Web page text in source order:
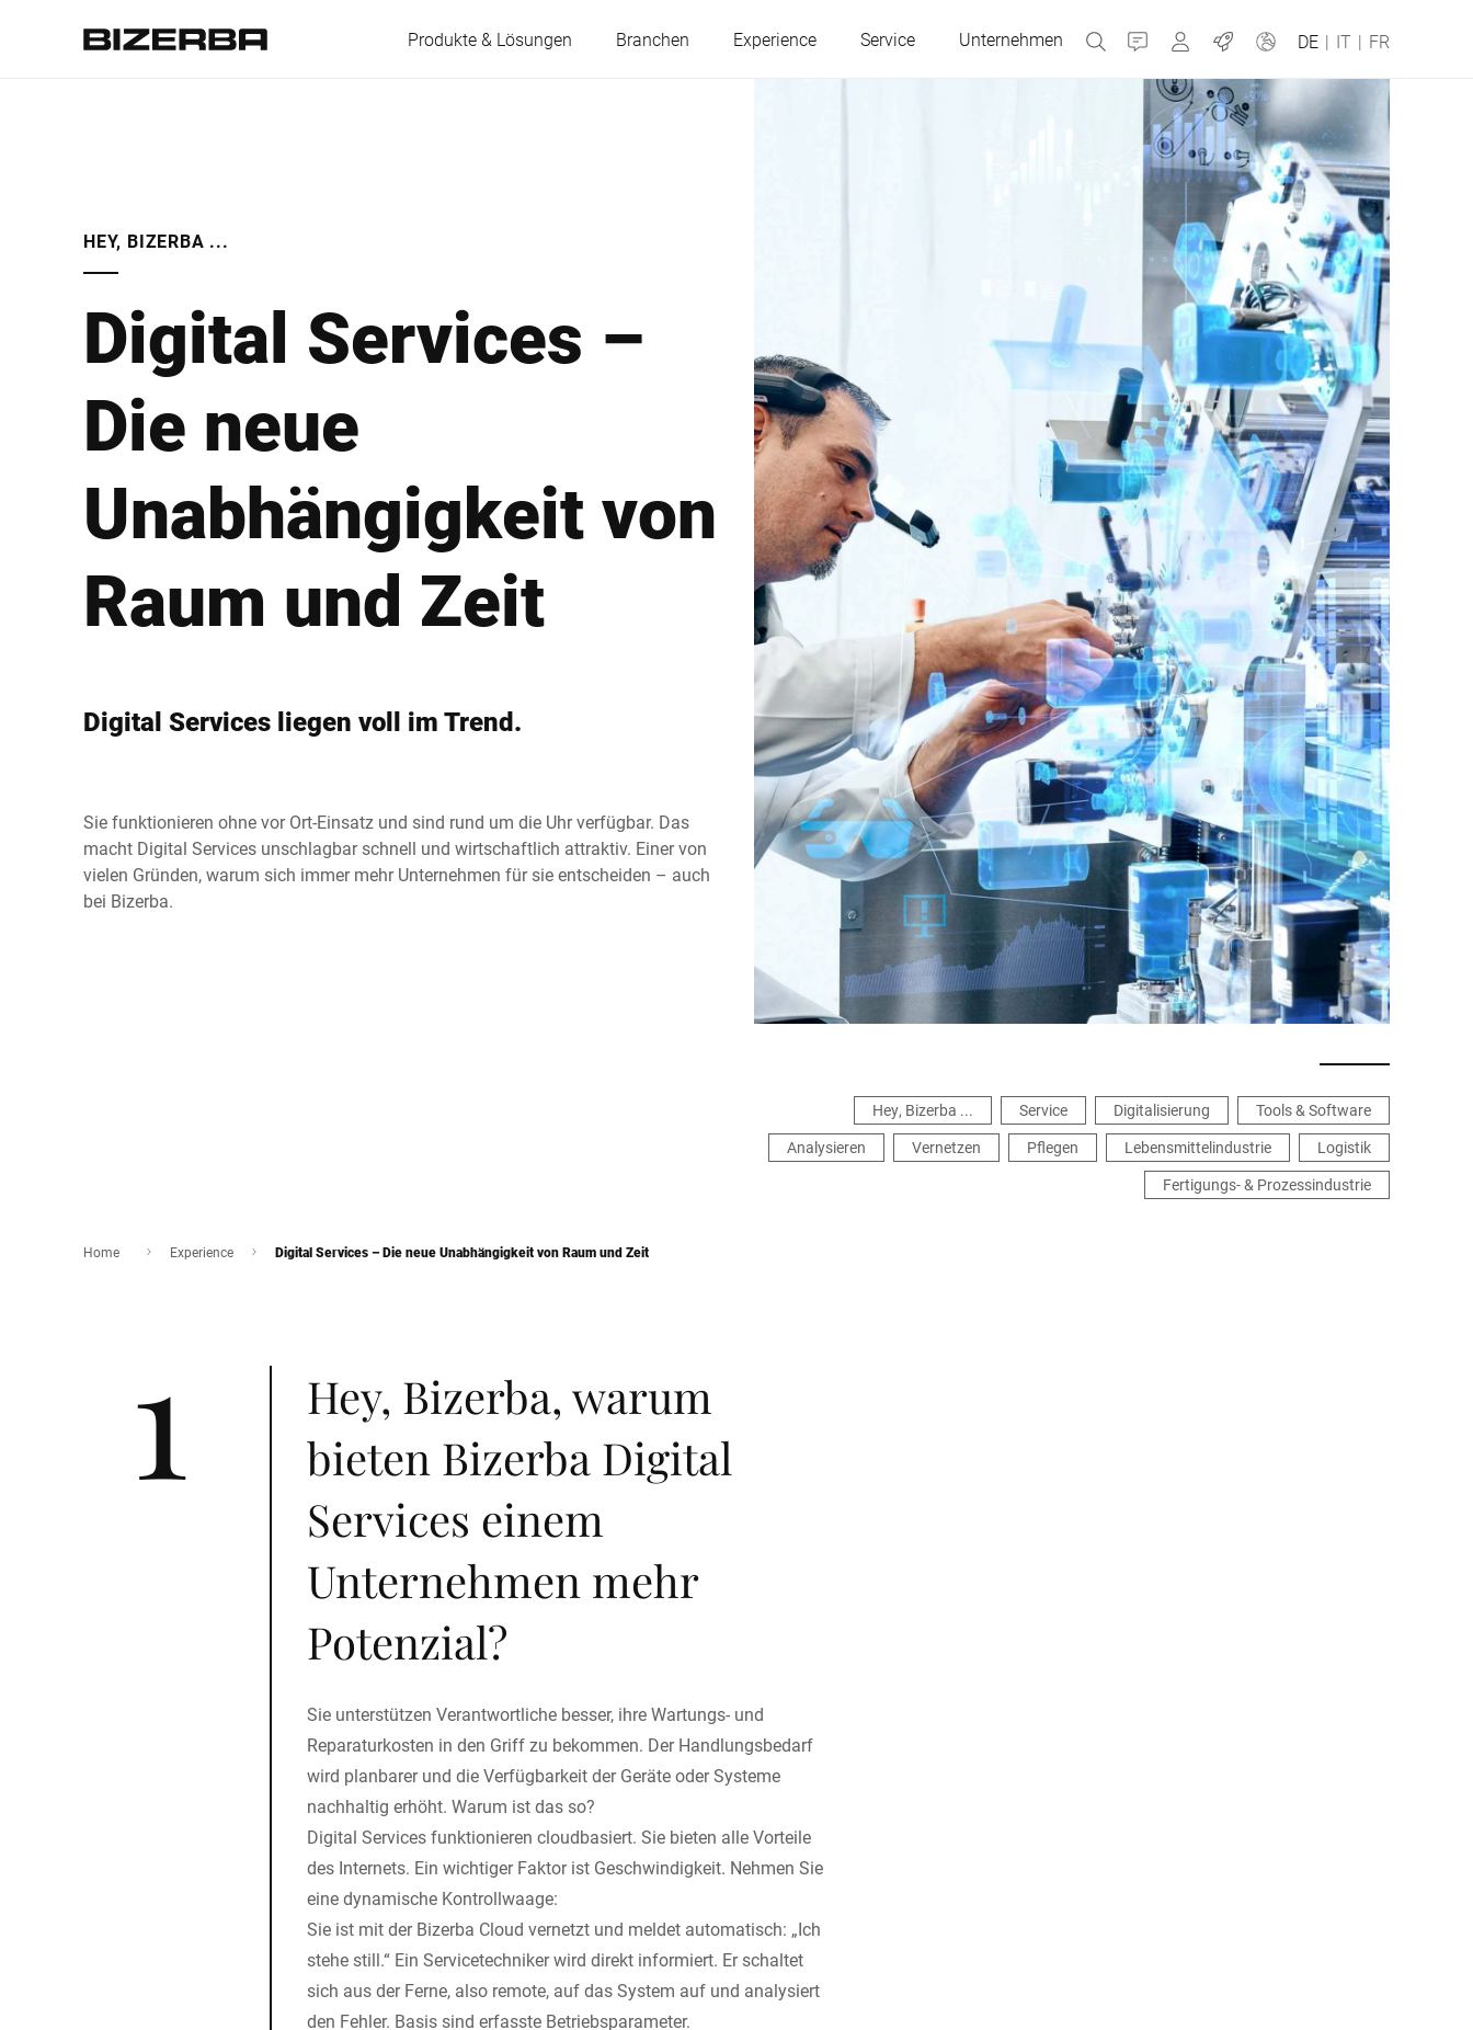
Produkte & Lösungen Branchen Experience Service Unternehmen Kontakt MyBizerba
Jobs DE | IT | FR
Tschechien
Griechenland
Ungarn Niederlande
Portugal Russland
Slowakei Spanien
Schweiz Türkei Ukraine
Vereinigtes Königreich
Amerika
Asien
Australien
Afrika
Globale Website
HEY, BIZERBA ...
Digital Services –
Die neue
Unabhängigkeit von
Raum und Zeit
Digital Services liegen voll im Trend.
Sie funktionieren ohne vor Ort-Einsatz und sind rund um die Uhr verfügbar. Das
macht Digital Services unschlagbar schnell und wirtschaftlich attraktiv. Einer von
vielen Gründen, warum sich immer mehr Unternehmen für sie entscheiden – auch
bei Bizerba.
Hey, Bizerba ... Service Digitalisierung
Tools & Software
Analysieren
Vernetzen Pflegen Lebensmittelindustrie
Logistik
Fertigungs- & Prozessindustrie
Home Experience Digital Services – Die neue Unabhängigkeit von Raum und Zeit
1
Hey, Bizerba, warum
bieten Bizerba Digital
Services einem
Unternehmen mehr
Potenzial?
Sie unterstützen Verantwortliche besser, ihre Wartungs- und
Reparaturkosten in den Griff zu bekommen. Der Handlungsbedarf
wird planbarer und die Verfügbarkeit der Geräte oder Systeme
nachhaltig erhöht. Warum ist das so?
Digital Services funktionieren cloudbasiert. Sie bieten alle Vorteile
des Internets. Ein wichtiger Faktor ist Geschwindigkeit. Nehmen Sie
eine dynamische Kontrollwaage:
Sie ist mit der Bizerba Cloud vernetzt und meldet automatisch: „Ich
stehe still.“ Ein Servicetechniker wird direkt informiert. Er schaltet
sich aus der Ferne, also remote, auf das System auf und analysiert
den Fehler. Basis sind erfasste Betriebsparameter.